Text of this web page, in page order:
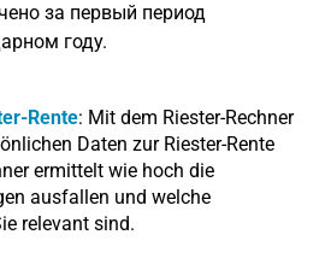
за первый период
году.
Rente: Mit dem Riester-Rechner
Daten zur Riester-Rente
ermittelt wie hoch die
ausfallen und welche
relevant sind.